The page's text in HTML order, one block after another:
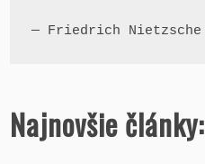
— Friedrich Nietzsche
Najnovšie články: